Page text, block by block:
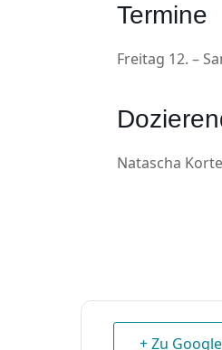
Termine
Freitag 12. –
Natascha Korte
+ Zu